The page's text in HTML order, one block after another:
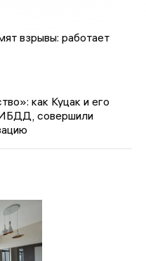
взрывы: работает
как Куцак и его
совершили